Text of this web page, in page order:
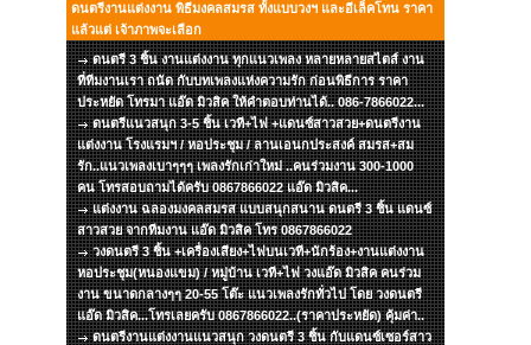
ดนตรีงานแต่งงาน พิธีมงคลสมรส ทั้งแบบวงฯ และอีเล็คโทน ราคา
แล้วแต่ เจ้าภาพจะเลือก
ดนตรี 3 ชิ้น งานแต่งงาน ทุกแนวเพลง หลายหลายสไตส์ งาน
ที่ทีมงานเรา ถนัด กับบทเพลงแห่งความรัก ก่อนพิธีการ ราคา
ประหยัด โทรมา แอ๊ด มิวสิค ให้คำตอบท่านได้.. 086-7866022...
ดนตรีแนวสนุก 3-5 ชิ้น เวที+ไฟ +แดนซ์สาวสวย+ดนตรีงาน
แต่งงาน โรงแรมฯ / หอประชุม / ลานเอนกประสงค์ สมรส+สม
รัก..แนวเพลงเบาๆๆๆ เพลงรักเก่าใหม่ ..คนร่วมงาน 300-1000
คน โทรสอบถามได้ครับ 0867866022 แอ๊ด มิวสิค...
แต่งงาน ฉลองมงคลสมรส แบบสนุกสนาน ดนตรี 3 ชิ้น แดนซ์
สาวสวย จากทีมงาน แอ๊ด มิวสิค โทร 0867866022
วงดนตรี 3 ชิ้น +เครื่องเสียง+ไฟบนเวที+นักร้อง+งานแต่งงาน
หอประชุม(หนองแขม) / หมู่บ้าน เวที+ไฟ วงแอ๊ด มิวสิค คนร่วม
งาน ขนาดกลางๆๆ 20-55 โต๊ะ แนวเพลงรักทั่วไป โดย วงดนตรี
แอ๊ด มิวสิค...โทรเลยครับ 0867866022..(ราคาประหยัด) คุ้มค่า..
ดนตรีงานแต่งงานแนวสนุก วงดนตรี 3 ชิ้น กับแดนซ์เซอร์สาว